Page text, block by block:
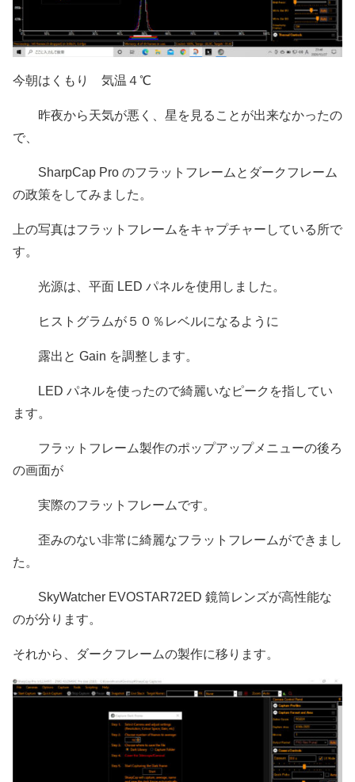
今朝はくもり 気温４℃
昨夜から天気が悪く、星を見ることが出来なかったの
で、
SharpCap Pro のフラットフレームとダークフレーム
の政策をしてみました。
上の写真はフラットフレームをキャプチャーしている所で
す。
光源は、平面 LED パネルを使用しました。
ヒストグラムが５０％レベルになるように
露出と Gain を調整します。
LED パネルを使ったので綺麗いなピークを指してい
ます。
フラットフレーム製作のポップアップメニューの後ろ
の画面が
実際のフラットフレームです。
歪みのない非常に綺麗なフラットフレームができまし
た。
SkyWatcher EVOSTAR72ED 鏡筒レンズが高性能な
のが分ります。
それから、ダークフレームの製作に移ります。